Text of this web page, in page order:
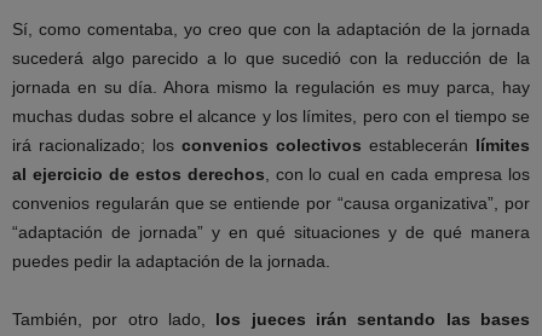
Sí, como comentaba, yo creo que con la adaptación de la jornada
sucederá algo parecido a lo que sucedió con la reducción de la
jornada en su día. Ahora mismo la regulación es muy parca, hay
muchas dudas sobre el alcance y los límites, pero con el tiempo se
irá racionalizado; los convenios colectivos establecerán límites
al ejercicio de estos derechos , con lo cual en cada empresa los
convenios regularán que se entiende por “causa organizativa”, por
“adaptación de jornada” y en qué situaciones y de qué manera
puedes pedir la adaptación de la jornada.
También, por otro lado, los jueces irán sentando las bases